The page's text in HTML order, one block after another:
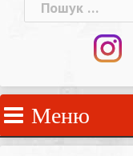
Пошук:
Меню